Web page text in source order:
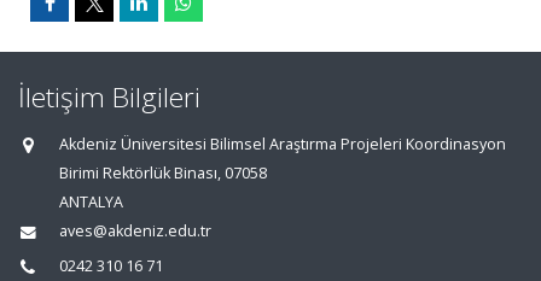
İletişim Bilgileri
Akdeniz Üniversitesi Bilimsel Araştırma Projeleri Koordinasyon
Birimi Rektörlük Binası, 07058
ANTALYA
aves@akdeniz.edu.tr
0242 310 16 71